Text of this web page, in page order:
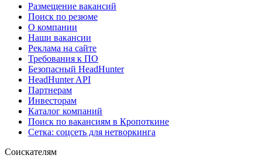
Размещение вакансий
Поиск по резюме
О компании
Наши вакансии
Реклама на сайте
Требования к ПО
Безопасный HeadHunter
HeadHunter API
Партнерам
Инвесторам
Каталог компаний
Поиск по вакансиям в Кропоткине
Сетка: соцсеть для нетворкинга
Соискателям